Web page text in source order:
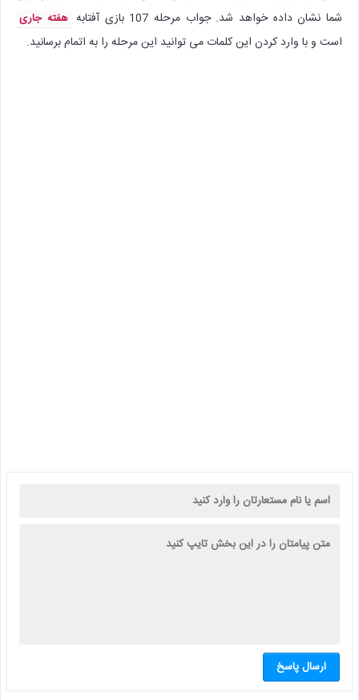
شما نشان داده خواهد شد. جواب مرحله 107 بازی آفتابه
هفته جاری
است و با وارد کردن این کلمات می توانید این مرحله را به اتمام برسانید.
ارسال پاسخ